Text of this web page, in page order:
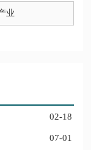
业
02-18
07-01